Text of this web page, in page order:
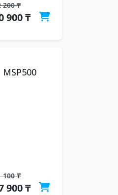
200 ₸
900 ₸
100 ₸
900 ₸